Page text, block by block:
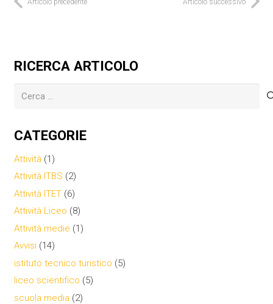
Articolo precedente Articolo successivo
RICERCA ARTICOLO
Ricerca
CATEGORIE
Attività (1)
Attività ITBS (2)
Attività ITET(6)
Attività Liceo (8)
Attività medie (1)
Avvisi(14)
istituto tecnico turistico (5)
liceo scientifico (5)
scuola media (2)